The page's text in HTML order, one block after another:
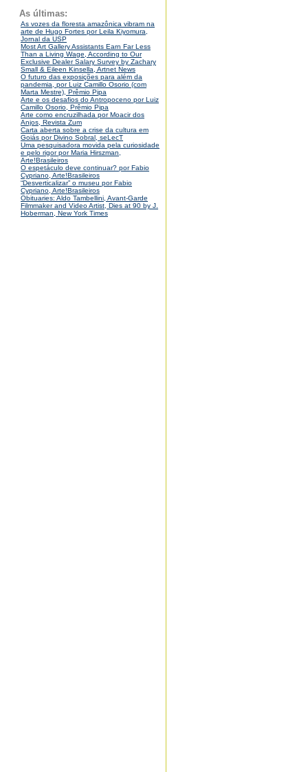
As últimas:
As vozes da floresta amazônica vibram na
arte de Hugo Fortes por Leila Kiyomura,
Jornal da USP
Most Art Gallery Assistants Earn Far Less
Than a Living Wage, According to Our
Exclusive Dealer Salary Survey by Zachary
Small & Eileen Kinsella, Artnet News
O futuro das exposições para além da
pandemia, por Luiz Camillo Osorio (com
Marta Mestre), Prêmio Pipa
Arte e os desafios do Antropoceno por Luiz
Camillo Osorio, Prêmio Pipa
Arte como encruzilhada por Moacir dos
Anjos, Revista Zum
Carta aberta sobre a crise da cultura em
Goiás por Divino Sobral, seLecT
Uma pesquisadora movida pela curiosidade
e pelo rigor por Maria Hirszman,
Arte!Brasileiros
O espetáculo deve continuar? por Fabio
Cypriano, Arte!Brasileiros
“Desverticalizar” o museu por Fabio
Cypriano, Arte!Brasileiros
Obituaries: Aldo Tambellini, Avant-Garde
Filmmaker and Video Artist, Dies at 90 by J.
Hoberman, New York Times